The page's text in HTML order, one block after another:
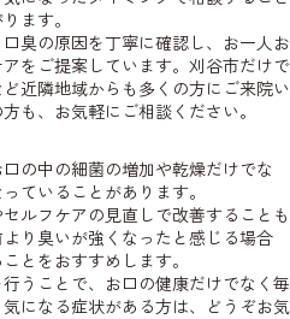
ます。
臭の原因を丁寧に確認し、お一人お
をご提案しています。刈谷市だけで
近隣地域からも多くの方にご来院い
も、お気軽にご相談ください。
の中の細菌の増加や乾燥だけでな
ていることがあります。
ルフケアの見直しで改善することも
り臭いが強くなったと感じる場合
とをおすすめします。
うことで、お口の健康だけでなく毎
になる症状がある方は、どうぞお気